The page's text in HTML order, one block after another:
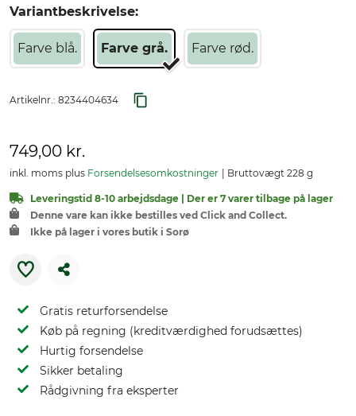
Variantbeskrivelse:
Farve blå. Farve grå. Farve rød.
Artikelnr.: 8234404634
749,00 kr.
inkl. moms plus Forsendelsesomkostninger Bruttovægt 228 g
Leveringstid 8-10 arbejdsdage | Der er 7 varer tilbage på lager
Denne vare kan ikke bestilles ved Click and Collect.
Ikke på lager i vores butik i Sorø
Gratis returforsendelse
Køb på regning (kreditværdighed forudsættes)
Hurtig forsendelse
Sikker betaling
Rådgivning fra eksperter